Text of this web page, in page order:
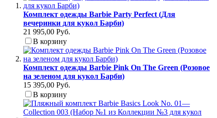
Комплект одежды Barbie Party Perfect (Для
вечеринки для кукол Барби)
21 995,00 Руб.
В корзину
Комплект одежды Barbie Pink On The Green (Розовое
на зеленом для кукол Барби)
15 395,00 Руб.
В корзину